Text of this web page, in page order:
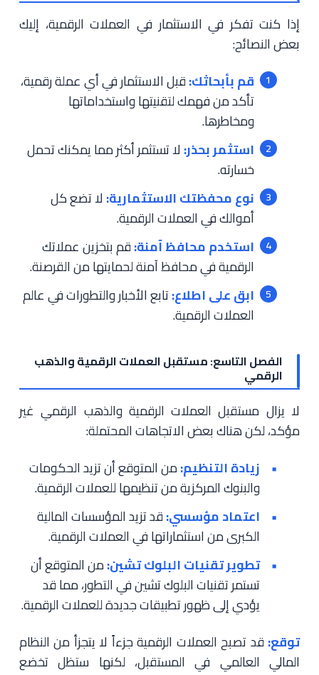
إذا كنت تفكر في الاستثمار في العملات الرقمية، إليك
بعض النصائح:
قم بأبحاثك:قبل الاستثمار في أي عملة رقمية،
تأكد من فهمك لتقنيتها واستخداماتها
ومخاطرها.
استثمر بحذر: لا تستثمر أكثر مما يمكنك تحمل
خسارته.
نوع محفظتك الاستثمارية: لا تضع كل
أموالك في العملات الرقمية.
استخدم محافظ آمنة:قم بتخزين عملاتك
الرقمية في محافظ آمنة لحمايتها من القرصنة.
ابق على اطلاع:تابع الأخبار والتطورات في عالم
العملات الرقمية.
الفصل التاسع: مستقبل العملات الرقمية والذهب
الرقمي
لا يزال مستقبل العملات الرقمية والذهب الرقمي غير
مؤكد، لكن هناك بعض الاتجاهات المحتملة:
زيادة التنظيم:من المتوقع أن تزيد الحكومات
والبنوك المركزية من تنظيمها للعملات الرقمية.
اعتماد مؤسسي:قد تزيد المؤسسات المالية
الكبرى من استثماراتها في العملات الرقمية.
تطوير تقنيات البلوك تشين:من المتوقع أن
تستمر تقنيات البلوك تشين في التطور، مما قد
يؤدي إلى ظهور تطبيقات جديدة للعملات الرقمية.
توقع: قد تصبح العملات الرقمية جزءاً لا يتجزأ من النظام
المالي العالمي في المستقبل، لكنها ستظل تخضع